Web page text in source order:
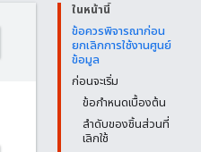
ในหน้านี้
ข้อควรพิจารณาก่อน
ยกเลิกการใช้งานศูนย์
ข้อมูล
ก่อนจะเริ่ม
ข้อกำหนดเบื้องต้น
ลำดับของชิ้นส่วนที่
เลิกใช้